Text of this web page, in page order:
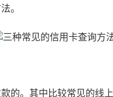
。
的。其中比较常见的线